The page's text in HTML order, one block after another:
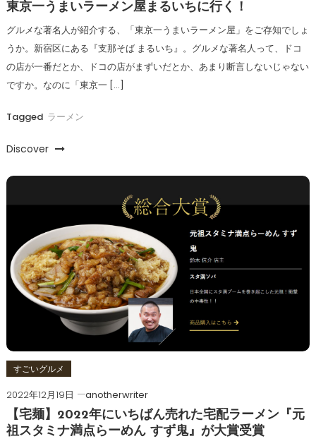
東京一うまいラーメン屋まるいちに行く！
グルメな著名人が紹介する、「東京一うまいラーメン屋」をご存知でしょ
うか。新宿区にある『支那そば まるいち』。グルメな著名人って、ドコ
の店が一番だとか、ドコの店がまずいだとか、あまり断言しないじゃない
ですか。なのに「東京一 […]
Tagged ラーメン
Discover
すごいグルメ
2022年12月19日
anotherwriter
【宅麺】2022年にいちばん売れた宅配ラーメン『元
祖スタミナ満点らーめん すず鬼』が大賞受賞